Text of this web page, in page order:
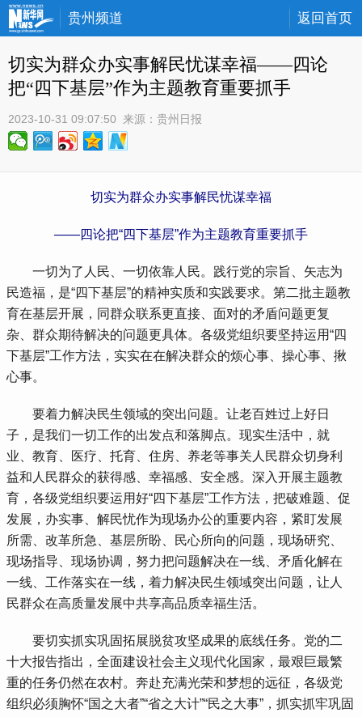
贵州频道 返回首页
切实为群众办实事解民忧谋幸福——四论
把“四下基层”作为主题教育重要抓手
2023-10-31 09:07:50 来源： 贵州日报
切实为群众办实事解民忧谋幸福
——四论把“四下基层”作为主题教育重要抓手
一切为了人民、一切依靠人民。践行党的宗旨、矢志为
民造福，是“四下基层”的精神实质和实践要求。第二批主题教
育在基层开展，同群众联系更直接、面对的矛盾问题更复
杂、群众期待解决的问题更具体。各级党组织要坚持运用“四
下基层”工作方法，实实在在解决群众的烦心事、操心事、揪
心事。
要着力解决民生领域的突出问题。让老百姓过上好日
子，是我们一切工作的出发点和落脚点。现实生活中，就
业、教育、医疗、托育、住房、养老等事关人民群众切身利
益和人民群众的获得感、幸福感、安全感。深入开展主题教
育，各级党组织要运用好“四下基层”工作方法，把破难题、促
发展，办实事、解民忧作为现场办公的重要内容，紧盯发展
所需、改革所急、基层所盼、民心所向的问题，现场研究、
现场指导、现场协调，努力把问题解决在一线、矛盾化解在
一线、工作落实在一线，着力解决民生领域突出问题，让人
民群众在高质量发展中共享高品质幸福生活。
要切实抓实巩固拓展脱贫攻坚成果的底线任务。党的二
十大报告指出，全面建设社会主义现代化国家，最艰巨最繁
重的任务仍然在农村。奔赴充满光荣和梦想的远征，各级党
组织必须胸怀“国之大者”“省之大计”“民之大事”，抓实抓牢巩固